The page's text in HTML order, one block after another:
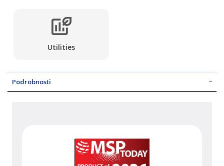
Utilities
Podrobnosti